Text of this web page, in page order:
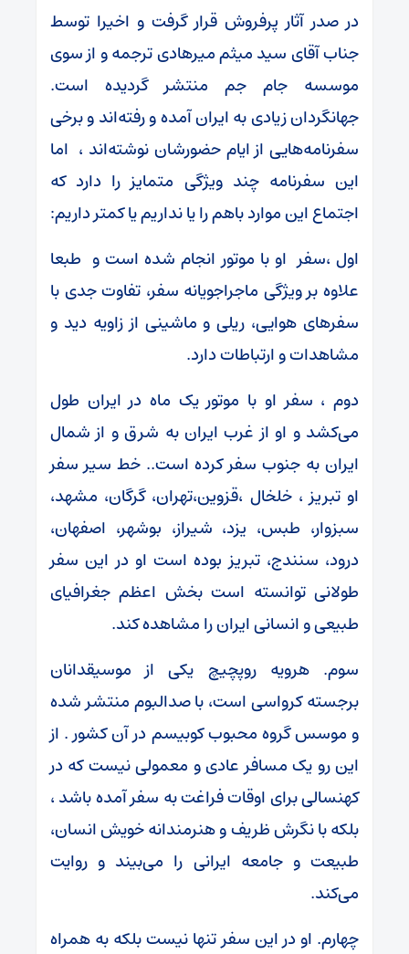
در صدر آثار پرفروش قرار گرفت و اخیرا توسط
جناب آقای سید میثم میرهادی ترجمه و از سوی
موسسه جام جم منتشر گردیده است.
جهانگردان زیادی به ایران آمده و رفته‌اند و برخی
سفرنامه‌هایی از ایام حضورشان نوشته‌اند ، اما
این سفرنامه چند ویژگی متمایز را دارد که
اجتماع این موارد باهم را یا نداریم یا کمتر داریم:
اول ،سفر او با موتور انجام شده است و طبعا
علاوه بر ویژگی ماجراجویانه سفر، تفاوت جدی با
سفرهای هوایی، ریلی و ماشینی از زاویه دید و
مشاهدات و ارتباطات دارد.
دوم ، سفر او با موتور یک ماه در ایران طول
می‌کشد و او از غرب ایران به شرق و از شمال
ایران به جنوب سفر کرده است.. خط سیر سفر
او تبریز ، خلخال ،قزوین،تهران، گرگان، مشهد،
سبزوار، طبس، یزد، شیراز، بوشهر، اصفهان،
درود، سنندج، تبریز بوده است او در این سفر
طولانی توانسته است بخش اعظم جغرافیای
طبیعی و انسانی ایران را مشاهده کند.
سوم. هرویه روپچیچ یکی از موسیقدانان
برجسته کرواسی است، با صدالبوم منتشر شده
و موسس گروه محبوب کوبیسم در آن کشور ‌. از
این رو یک مسافر عادی و معمولی نیست که در
کهنسالی برای اوقات فراغت به سفر آمده باشد ،
بلکه با نگرش ظریف و هنرمندانه خویش انسان،
طبیعت و جامعه ایرانی را می‌بیند و روایت
می‌کند.
چهارم. او در این سفر تنها نیست بلکه به همراه